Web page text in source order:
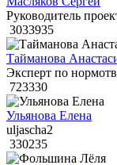
Руководитель
3033935
Тайманова
Эксперт по
723330
Ульянова Елена
uljascha2
330235